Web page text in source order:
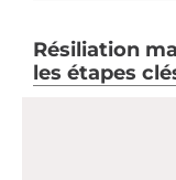
Résiliation
les étapes